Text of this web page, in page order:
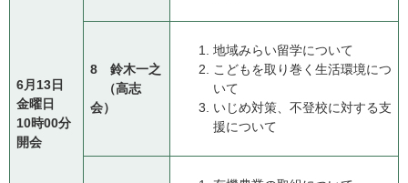
6月13日
金曜日
10時00分
開会
8 鈴木一之
​ （高志
会）
地域みらい留学について
こどもを取り巻く生活環境につ
いて
いじめ対策、不登校に対する支
援について